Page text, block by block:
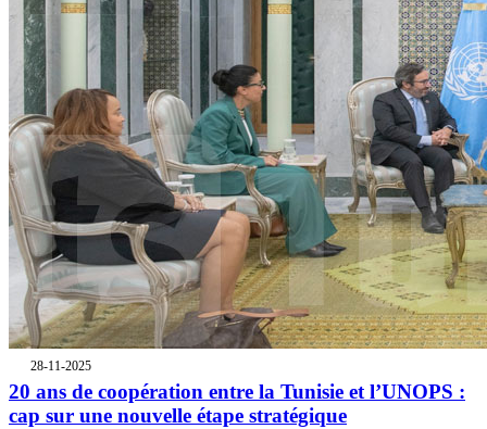
28-11-2025
20 ans de coopération entre la Tunisie et l’UNOPS :
cap sur une nouvelle étape stratégique